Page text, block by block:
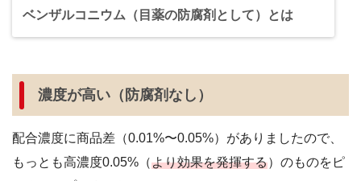
ベンザルコニウム（目薬の防腐剤として）とは
濃度が高い（防腐剤なし）
配合濃度に商品差（0.01%〜0.05%）がありましたので、
もっとも高濃度0.05%（より効果を発揮する）のものをピ